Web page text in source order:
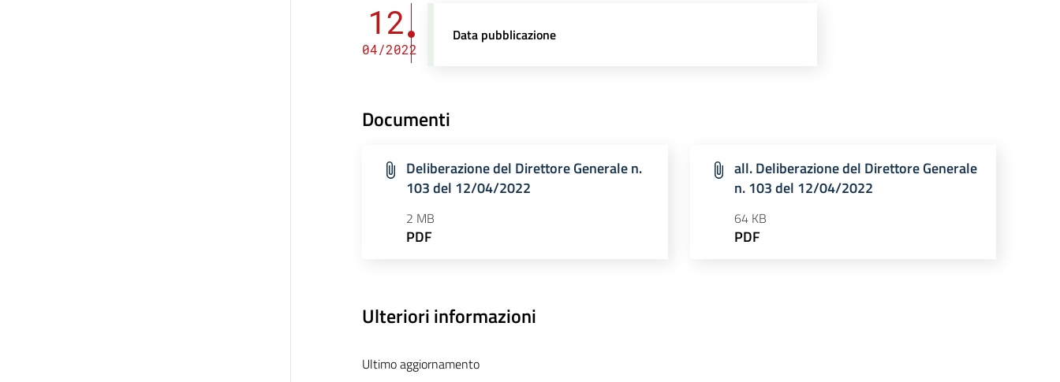
12
04/2022
Data pubblicazione
Documenti
Deliberazione del Direttore Generale n.
103 del 12/04/2022
2 MB
PDF
all. Deliberazione del Direttore Generale
n. 103 del 12/04/2022
64 KB
PDF
Ulteriori informazioni
Ultimo aggiornamento